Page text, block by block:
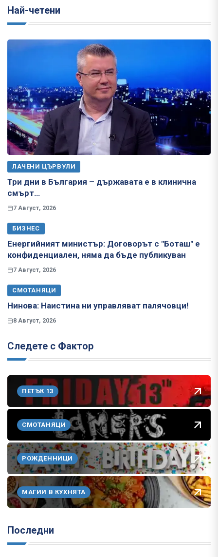
Най-четени
ЛАЧЕНИ ЦЪРВУЛИ
Три дни в България – държавата е в клинична
смърт…
7 Август, 2026
БИЗНЕС
Енергийният министър: Договорът с "Боташ" е
конфиденциален, няма да бъде публикуван
7 Август, 2026
СМОТАНЯЦИ
Нинова: Наистина ни управляват палячовци!
8 Август, 2026
Следете с Фактор
ПЕТЪК 13
СМОТАНЯЦИ
РОЖДЕННИЦИ
МАГИИ В КУХНЯТА
Последни